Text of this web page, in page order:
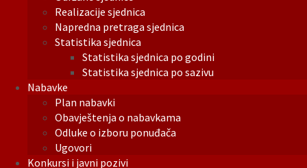
Realizacije sjednica
Napredna pretraga sjednica
Statistika sjednica
Statistika sjednica po godini
Statistika sjednica po sazivu
Nabavke
Plan nabavki
Obavještenja o nabavkama
Odluke o izboru ponuđača
Ugovori
Konkursi i javni pozivi